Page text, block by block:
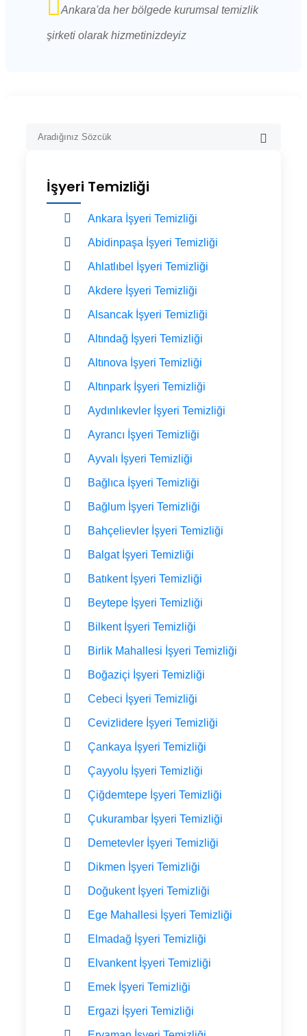
Ankara'da her bölgede kurumsal temizlik
şirketi olarak hizmetinizdeyiz
İşyeri Temizliği
Ankara İşyeri Temizliği
Abidinpaşa İşyeri Temizliği
Ahlatlıbel İşyeri Temizliği
Akdere İşyeri Temizliği
Alsancak İşyeri Temizliği
Altındağ İşyeri Temizliği
Altınova İşyeri Temizliği
Altınpark İşyeri Temizliği
Aydınlıkevler İşyeri Temizliği
Ayrancı İşyeri Temizliği
Ayvalı İşyeri Temizliği
Bağlıca İşyeri Temizliği
Bağlum İşyeri Temizliği
Bahçelievler İşyeri Temizliği
Balgat İşyeri Temizliği
Batıkent İşyeri Temizliği
Beytepe İşyeri Temizliği
Bilkent İşyeri Temizliği
Birlik Mahallesi İşyeri Temizliği
Boğaziçi İşyeri Temizliği
Cebeci İşyeri Temizliği
Cevizlidere İşyeri Temizliği
Çankaya İşyeri Temizliği
Çayyolu İşyeri Temizliği
Çiğdemtepe İşyeri Temizliği
Çukurambar İşyeri Temizliği
Demetevler İşyeri Temizliği
Dikmen İşyeri Temizliği
Doğukent İşyeri Temizliği
Ege Mahallesi İşyeri Temizliği
Elmadağ İşyeri Temizliği
Elvankent İşyeri Temizliği
Emek İşyeri Temizliği
Ergazi İşyeri Temizliği